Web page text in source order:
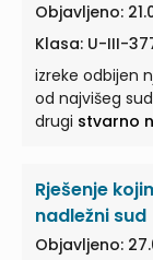
Objavljeno:
Klasa: U-III-
izreke odbijen
od najvišeg suda da u predmetnom
drugi stvarno
Rješenje
nadležni sud
Objavljeno: